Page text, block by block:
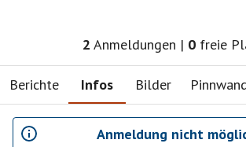
2 Anmeldungen | 0 freie
Berichte Infos Bilder
Anmeldung nicht